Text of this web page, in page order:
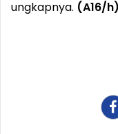
ungkapnya. (A16/h)